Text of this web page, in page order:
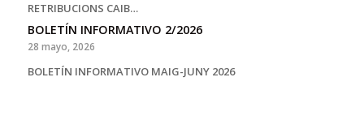
RETRIBUCIONS CAIB…
BOLETÍN INFORMATIVO 2/2026
28 mayo, 2026
BOLETÍN INFORMATIVO MAIG-JUNY 2026